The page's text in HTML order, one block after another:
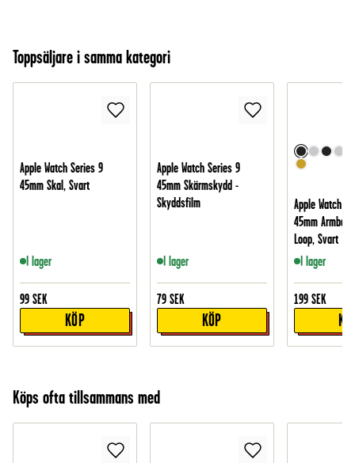
Toppsäljare i samma kategori
Apple Watch Series 9
45mm Skal, Svart
I lager
99 SEK
KÖP
Apple Watch Series 9
45mm Skärmskydd -
Skyddsfilm
I lager
79 SEK
KÖP
Apple Watch
45mm
Loop, Svart
I lager
199 SEK
Köps ofta tillsammans med